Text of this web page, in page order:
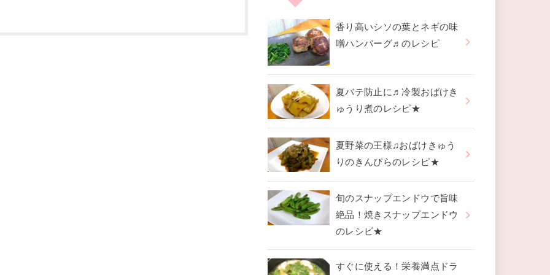
香り高いシソの葉とネギの味
噌ハンバーグ♬のレシピ
夏バテ防止に♬冷製おばけき
ゅうり煮のレシピ★
夏野菜の王様♫おばけきゅう
りのきんぴらのレシピ★
旬のスナップエンドウで旨味
絶品！焼きスナップエンドウ
のレシピ★
すぐに使える！栄養満点ドラ